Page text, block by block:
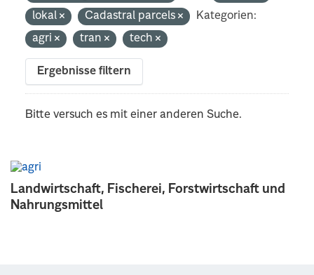
Landwirtschaft, Fischerei, Forstwirtschaft und
Nahrungsmittel
lokal
Cadastral parcels
Kategorien:
agri
tran tech
Ergebnisse filtern
Bitte versuch es mit einer anderen Suche.